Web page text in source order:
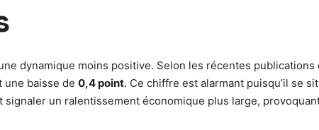
dynamique moins positive. Selon les récentes publications
une baisse de 0,4 point. Ce chiffre est alarmant puisqu’il se
un ralentissement économique plus large,